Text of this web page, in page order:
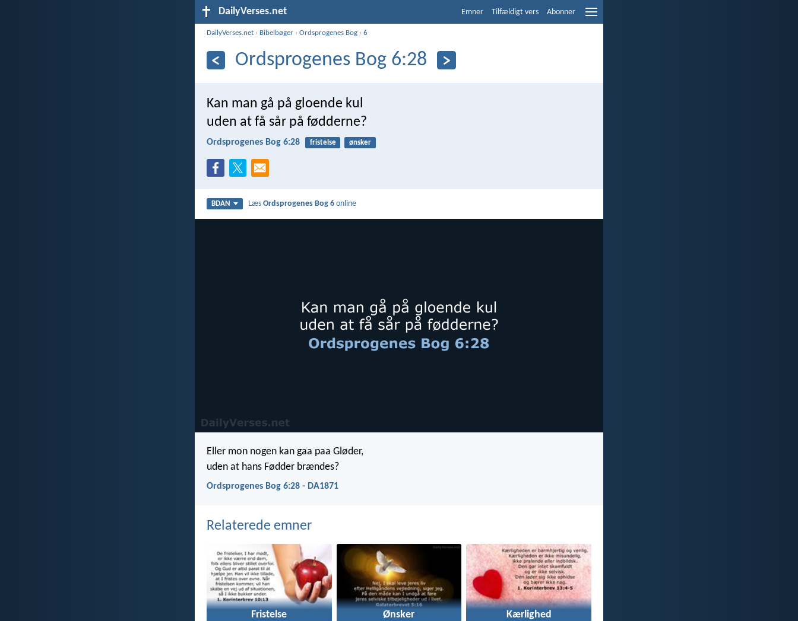
DailyVerses.net Emner Tilfældigt vers Abonner
DailyVerses.net › Bibelbøger ›Ordsprogenes Bog ›6
Ordsprogenes Bog 6:28
Kan man gå på gloende kul
uden at få sår på fødderne?
Ordsprogenes Bog 6:28 fristelse ønsker
BDAN LæsOrdsprogenes Bog 6 online
Eller mon nogen kan gaa paa Gløder,
uden at hans Fødder brændes?
Ordsprogenes Bog 6:28 - DA1871
Relaterede emner
Fristelse Ønsker Kærlighed